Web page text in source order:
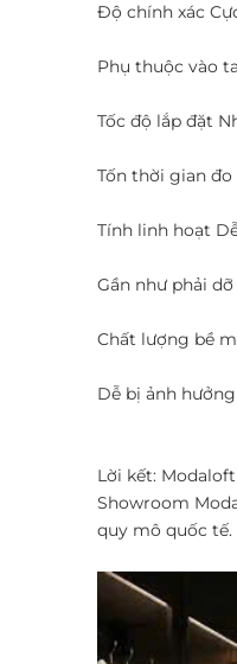
Độ chính xác
Phụ thuộc vào
Tốc độ lắp đặt
Tốn thời gian
Tính linh hoạt
Gần như phải
Chất lượng bề
Dễ bị ảnh
​Lời kết:
Showroom
quy mô quốc tế. ​